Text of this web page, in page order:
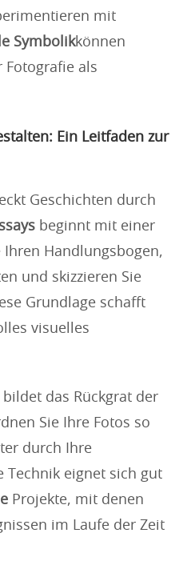
mit
Symbolikkönnen
Fotografie als
Ein Leitfaden zur
Geschichten durch
beginnt mit einer
Ihren Handlungsbogen,
und skizzieren Sie
Grundlage schafft
visuelles
bildet das Rückgrat der
Sie Ihre Fotos so
durch Ihre
Technik eignet sich gut
Projekte, mit denen
im Laufe der Zeit